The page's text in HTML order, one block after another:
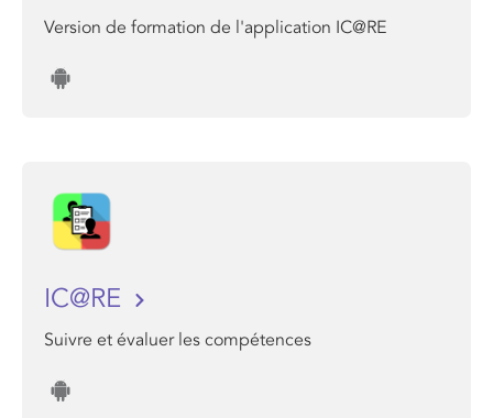
Version de formation de l'application IC@RE
IC@RE
Suivre et évaluer les compétences